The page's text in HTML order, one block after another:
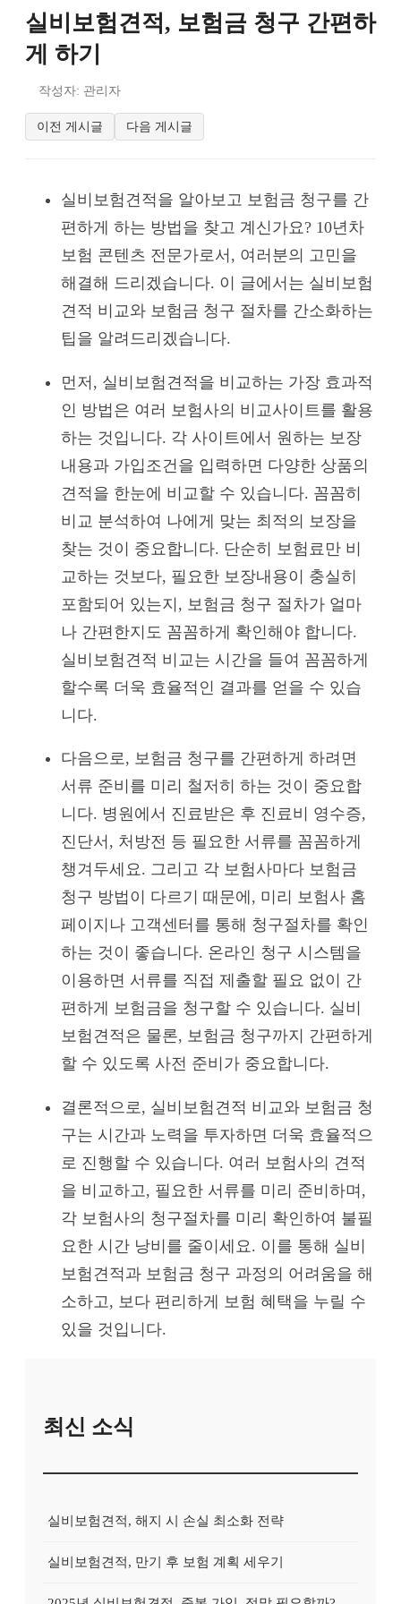
실비보험견적, 보험금 청구 간편하
게 하기
작성자: 관리자
이전 게시글 다음 게시글
실비보험견적을 알아보고 보험금 청구를 간
편하게 하는 방법을 찾고 계신가요? 10년차
보험 콘텐츠 전문가로서, 여러분의 고민을
해결해 드리겠습니다. 이 글에서는 실비보험
견적 비교와 보험금 청구 절차를 간소화하는
팁을 알려드리겠습니다.
먼저, 실비보험견적을 비교하는 가장 효과적
인 방법은 여러 보험사의 비교사이트를 활용
하는 것입니다. 각 사이트에서 원하는 보장
내용과 가입조건을 입력하면 다양한 상품의
견적을 한눈에 비교할 수 있습니다. 꼼꼼히
비교 분석하여 나에게 맞는 최적의 보장을
찾는 것이 중요합니다. 단순히 보험료만 비
교하는 것보다, 필요한 보장내용이 충실히
포함되어 있는지, 보험금 청구 절차가 얼마
나 간편한지도 꼼꼼하게 확인해야 합니다.
실비보험견적 비교는 시간을 들여 꼼꼼하게
할수록 더욱 효율적인 결과를 얻을 수 있습
니다.
다음으로, 보험금 청구를 간편하게 하려면
서류 준비를 미리 철저히 하는 것이 중요합
니다. 병원에서 진료받은 후 진료비 영수증,
진단서, 처방전 등 필요한 서류를 꼼꼼하게
챙겨두세요. 그리고 각 보험사마다 보험금
청구 방법이 다르기 때문에, 미리 보험사 홈
페이지나 고객센터를 통해 청구절차를 확인
하는 것이 좋습니다. 온라인 청구 시스템을
이용하면 서류를 직접 제출할 필요 없이 간
편하게 보험금을 청구할 수 있습니다. 실비
보험견적은 물론, 보험금 청구까지 간편하게
할 수 있도록 사전 준비가 중요합니다.
결론적으로, 실비보험견적 비교와 보험금 청
구는 시간과 노력을 투자하면 더욱 효율적으
로 진행할 수 있습니다. 여러 보험사의 견적
을 비교하고, 필요한 서류를 미리 준비하며,
각 보험사의 청구절차를 미리 확인하여 불필
요한 시간 낭비를 줄이세요. 이를 통해 실비
보험견적과 보험금 청구 과정의 어려움을 해
소하고, 보다 편리하게 보험 혜택을 누릴 수
있을 것입니다.
최신 소식
실비보험견적, 해지 시 손실 최소화 전략
실비보험견적, 만기 후 보험 계획 세우기